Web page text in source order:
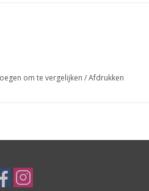
om te vergelijken /Afdrukken